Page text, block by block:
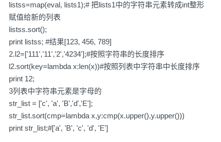
listss=map(eval, lists1);# 把lists1中的字符串元素转成int整形
赋值给新的列表
listss.sort();
print listss; #结果[123, 456, 789]
2.l2=['111','11','2','4234'];#按照字符串的长度排序
l2.sort(key=lambda x:len(x))#按照列表中字符串中长度排序
print 12;
3列表中字符串元素是字母的
str_list = ['c', 'a', 'B','d','E'];
str_list.sort(cmp=lambda x,y:cmp(x.upper(),y.upper()))
print str_list;#['a', 'B', 'c', 'd', 'E']